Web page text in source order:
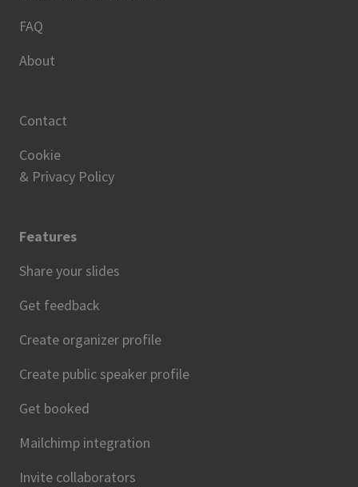
FAQ
About
Contact
Cookie
& Privacy Policy
Features
Share your slides
Get feedback
Create organizer profile
Create public speaker profile
Get booked
Mailchimp integration
Invite collaborators